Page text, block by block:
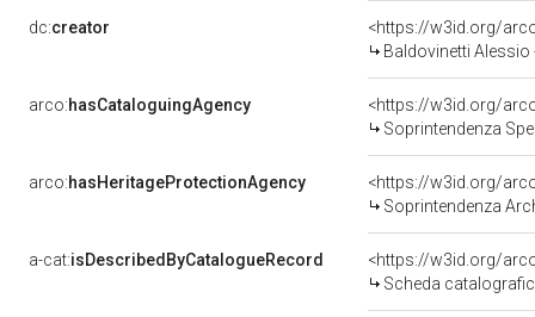
dc:creator
<https://w3id.org/
Baldovinetti
arco:hasCataloguingAgency
<https://w3id.org/
Soprintendenza
arco:hasHeritageProtectionAgency
<https://w3id.org/
Soprintendenza
a-cat:isDescribedByCatalogueRecord
<https://w3id.org/
Scheda